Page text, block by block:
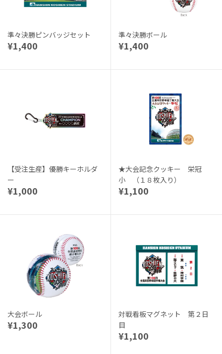
準々決勝ピンバッジセット
¥1,400
準々決勝ボール
¥1,400
【受注生産】優勝キーホルダ
ー
¥1,000
★大会記念クッキー 栄冠
小 （１８枚入り）
¥1,100
大会ボール
¥1,300
対戦看板マグネット 第２日
目
¥1,100